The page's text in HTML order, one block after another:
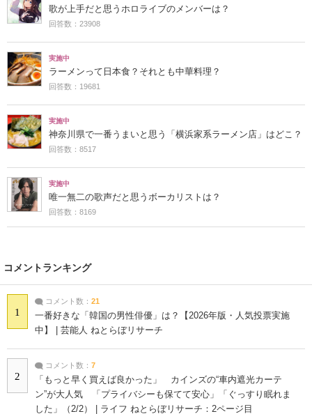
歌が上手だと思うホロライブのメンバーは？
回答数：23908
実施中
ラーメンって日本食？それとも中華料理？
回答数：19681
実施中
神奈川県で一番うまいと思う「横浜家系ラーメン店」はどこ？
回答数：8517
実施中
唯一無二の歌声だと思うボーカリストは？
回答数：8169
コメントランキング
1
コメント数： 21
一番好きな「韓国の男性俳優」は？【2026年版・人気投票実施
中】 | 芸能人 ねとらぼリサーチ
2
コメント数： 7
「もっと早く買えば良かった」 カインズの“車内遮光カーテ
ン”が大人気 「プライバシーも保てて安心」「ぐっすり眠れま
した」（2/2） | ライフ ねとらぼリサーチ：2ページ目